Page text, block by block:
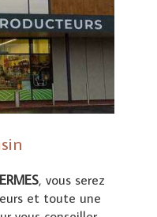
, vous serez
et toute une